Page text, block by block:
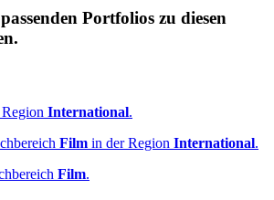
Portfolios zu diesen
International.
Film in der Region International.
Film.